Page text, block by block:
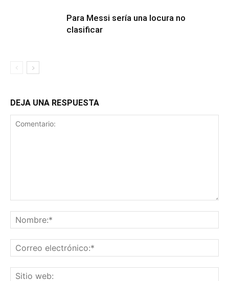
Para Messi sería una locura no
clasificar
DEJA UNA RESPUESTA